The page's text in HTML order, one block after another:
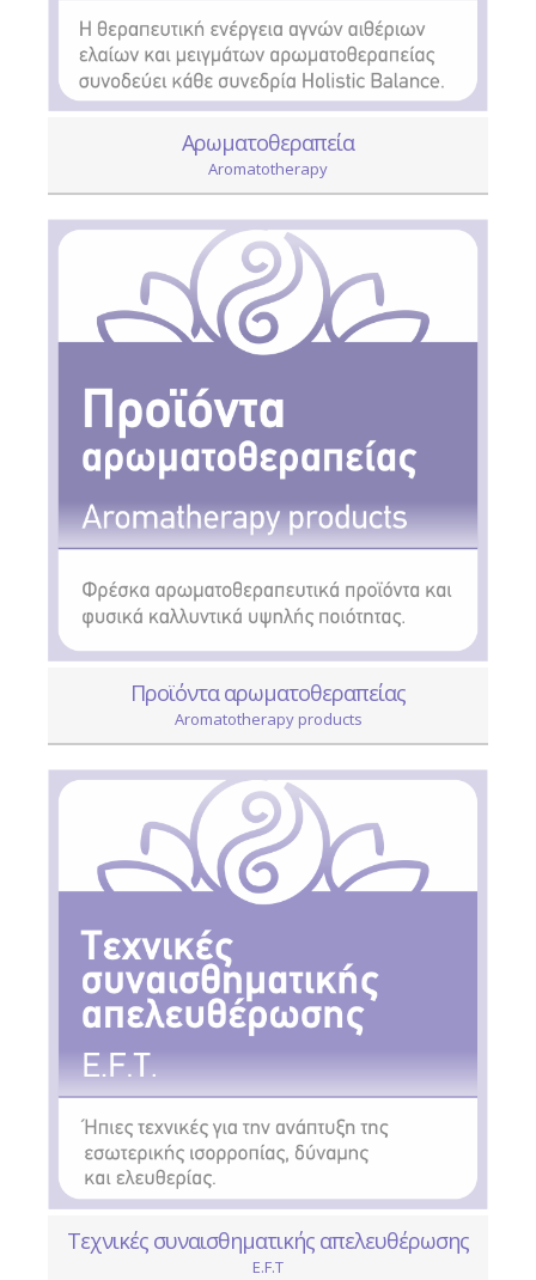
Αρωματοθεραπεία
Aromatotherapy
Προϊόντα αρωματοθεραπείας
Aromatotherapy products
Τεχνικές συναισθηματικής απελευθέρωσης
E.F.T